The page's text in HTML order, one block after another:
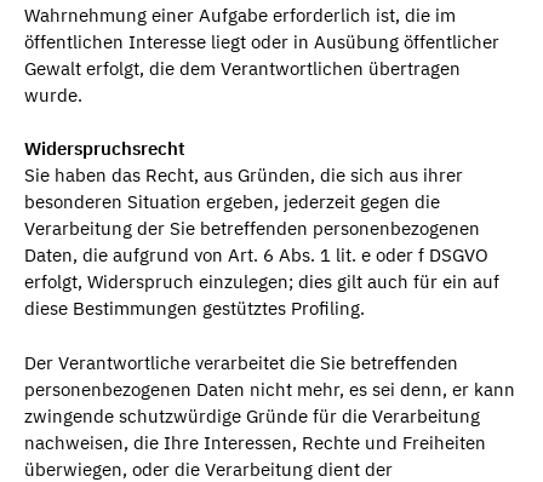
Wahrnehmung einer Aufgabe erforderlich ist, die im
öffentlichen Interesse liegt oder in Ausübung öffentlicher
Gewalt erfolgt, die dem Verantwortlichen übertragen
wurde.
Widerspruchsrecht
Sie haben das Recht, aus Gründen, die sich aus ihrer
besonderen Situation ergeben, jederzeit gegen die
Verarbeitung der Sie betreffenden personenbezogenen
Daten, die aufgrund von Art. 6 Abs. 1 lit. e oder f DSGVO
erfolgt, Widerspruch einzulegen; dies gilt auch für ein auf
diese Bestimmungen gestütztes Profiling.
Der Verantwortliche verarbeitet die Sie betreffenden
personenbezogenen Daten nicht mehr, es sei denn, er kann
zwingende schutzwürdige Gründe für die Verarbeitung
nachweisen, die Ihre Interessen, Rechte und Freiheiten
überwiegen, oder die Verarbeitung dient der